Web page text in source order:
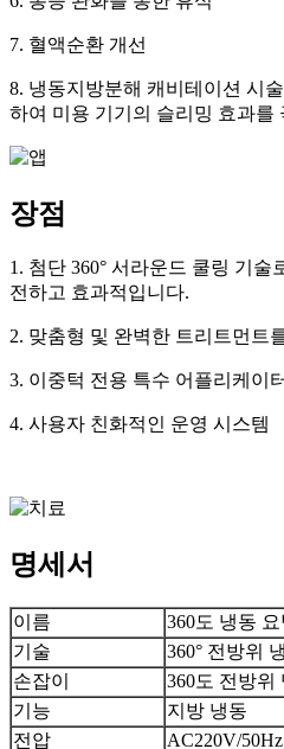
7. 혈액순환 개선
8. 냉동지방분해 캐비테이션 시
하여 미용 기기의 슬리밍 효과를
장점
1. 첨단 360° 서라운드 쿨링 기
전하고 효과적입니다.
2. 맞춤형 및 완벽한 트리트먼트
3. 이중턱 전용 특수 어플리케이터
4. 사용자 친화적인 운영 시스템
명세서
이름
360도 냉동
기술
360° 전방위
손잡이
360도 전방위
기능
지방 냉동
전압
AC220V/